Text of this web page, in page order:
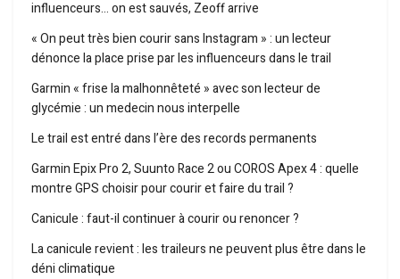
influenceurs… on est sauvés, Zeoff arrive
« On peut très bien courir sans Instagram » : un lecteur
dénonce la place prise par les influenceurs dans le trail
Garmin « frise la malhonnêteté » avec son lecteur de
glycémie : un medecin nous interpelle
Le trail est entré dans l’ère des records permanents
Garmin Epix Pro 2, Suunto Race 2 ou COROS Apex 4 : quelle
montre GPS choisir pour courir et faire du trail ?
Canicule : faut-il continuer à courir ou renoncer ?
La canicule revient : les traileurs ne peuvent plus être dans le
déni climatique